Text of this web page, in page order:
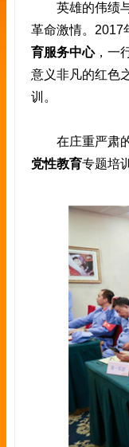
英雄的伟绩与
革命激情。2017
育服务中心，一
意义非凡的红色
训。
在庄重严肃的
党性教育专题培